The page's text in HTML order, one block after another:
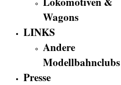
Wagons
LINKS
Andere
Modellbahnclubs
Presse